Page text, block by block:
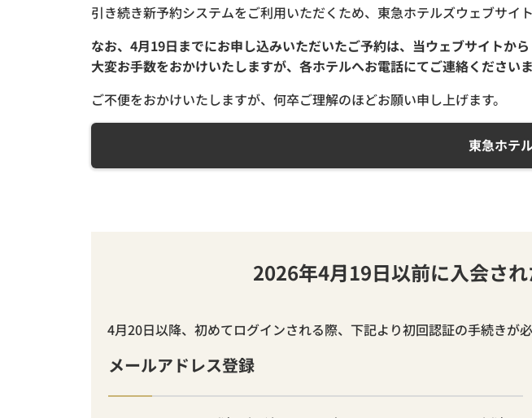
引き続き新予約システムをご利用いただくため、東急ホテルズウェブサイ
なお、4月19日までにお申し込みいただいたご予約は、当ウェブサイトか
大変お手数をおかけいたしますが、各ホテルへお電話にてご連絡ください
ご不便をおかけいたしますが、何卒ご理解のほどお願い申し上げます。
東急ホテ
2026年4月19日以前に入会さ
4月20日以降、初めてログインされる際、下記より初回認証の手続きが必
メールアドレス登録